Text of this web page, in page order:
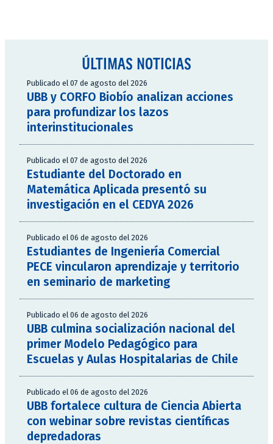
ÚLTIMAS NOTICIAS
Publicado el 07 de agosto del 2026
UBB y CORFO Biobío analizan acciones
para profundizar los lazos
interinstitucionales
Publicado el 07 de agosto del 2026
Estudiante del Doctorado en
Matemática Aplicada presentó su
investigación en el CEDYA 2026
Publicado el 06 de agosto del 2026
Estudiantes de Ingeniería Comercial
PECE vincularon aprendizaje y territorio
en seminario de marketing
Publicado el 06 de agosto del 2026
UBB culmina socialización nacional del
primer Modelo Pedagógico para
Escuelas y Aulas Hospitalarias de Chile
Publicado el 06 de agosto del 2026
UBB fortalece cultura de Ciencia Abierta
con webinar sobre revistas científicas
depredadoras